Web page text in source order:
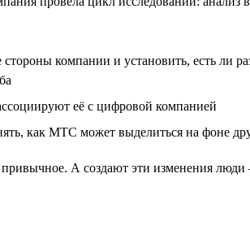
компании и установить, есть ли
её с цифровой компанией
как МТС может выделиться на фоне
А создают эти изменения